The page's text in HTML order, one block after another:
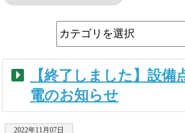
【終了しました】設備
電のお知らせ
2022年11月07日